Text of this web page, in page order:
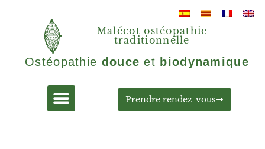
Malécot ostéopathie
traditionnelle
Ostéopathie douceet biodynamique
Prendre rendez-vous